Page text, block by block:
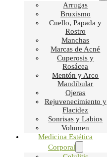
Arrugas
Bruxismo
Cuello, Papada y
Rostro
Manchas
Marcas de Acné
Cuperosis y
Rosácea
Mentón y Arco
Mandibular
Ojeras
Rejuvenecimiento y
Flacidez
Sonrisas y Labios
Volumen
Medicina Estética
Corporal